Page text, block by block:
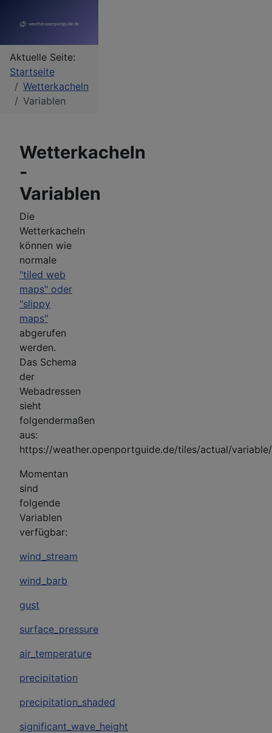
Aktuelle Seite:
Startseite
Wetterkacheln
Variablen
Wetterkacheln
-
Variablen
Die
Wetterkacheln
können wie
normale
"tiled web
maps" oder
"slippy
maps"
abgerufen
werden.
Das Schema
der
Webadressen
sieht
folgendermaßen
aus:
https://weather.openportguide.de/tiles/actual/
Momentan
sind
folgende
Variablen
verfügbar:
wind_stream
wind_barb
gust
surface_pressure
air_temperature
precipitation
precipitation_shaded
significant_wave_height